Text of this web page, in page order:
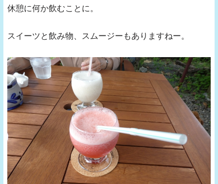
休憩に何か飲むことに。
スイーツと飲み物、スムージーもありますねー。